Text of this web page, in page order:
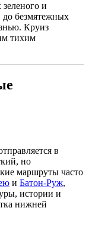
и
до безмятежных
Круиз
тихим
в
но
маршруты часто
и Батон-Руж,
истории и
нижней